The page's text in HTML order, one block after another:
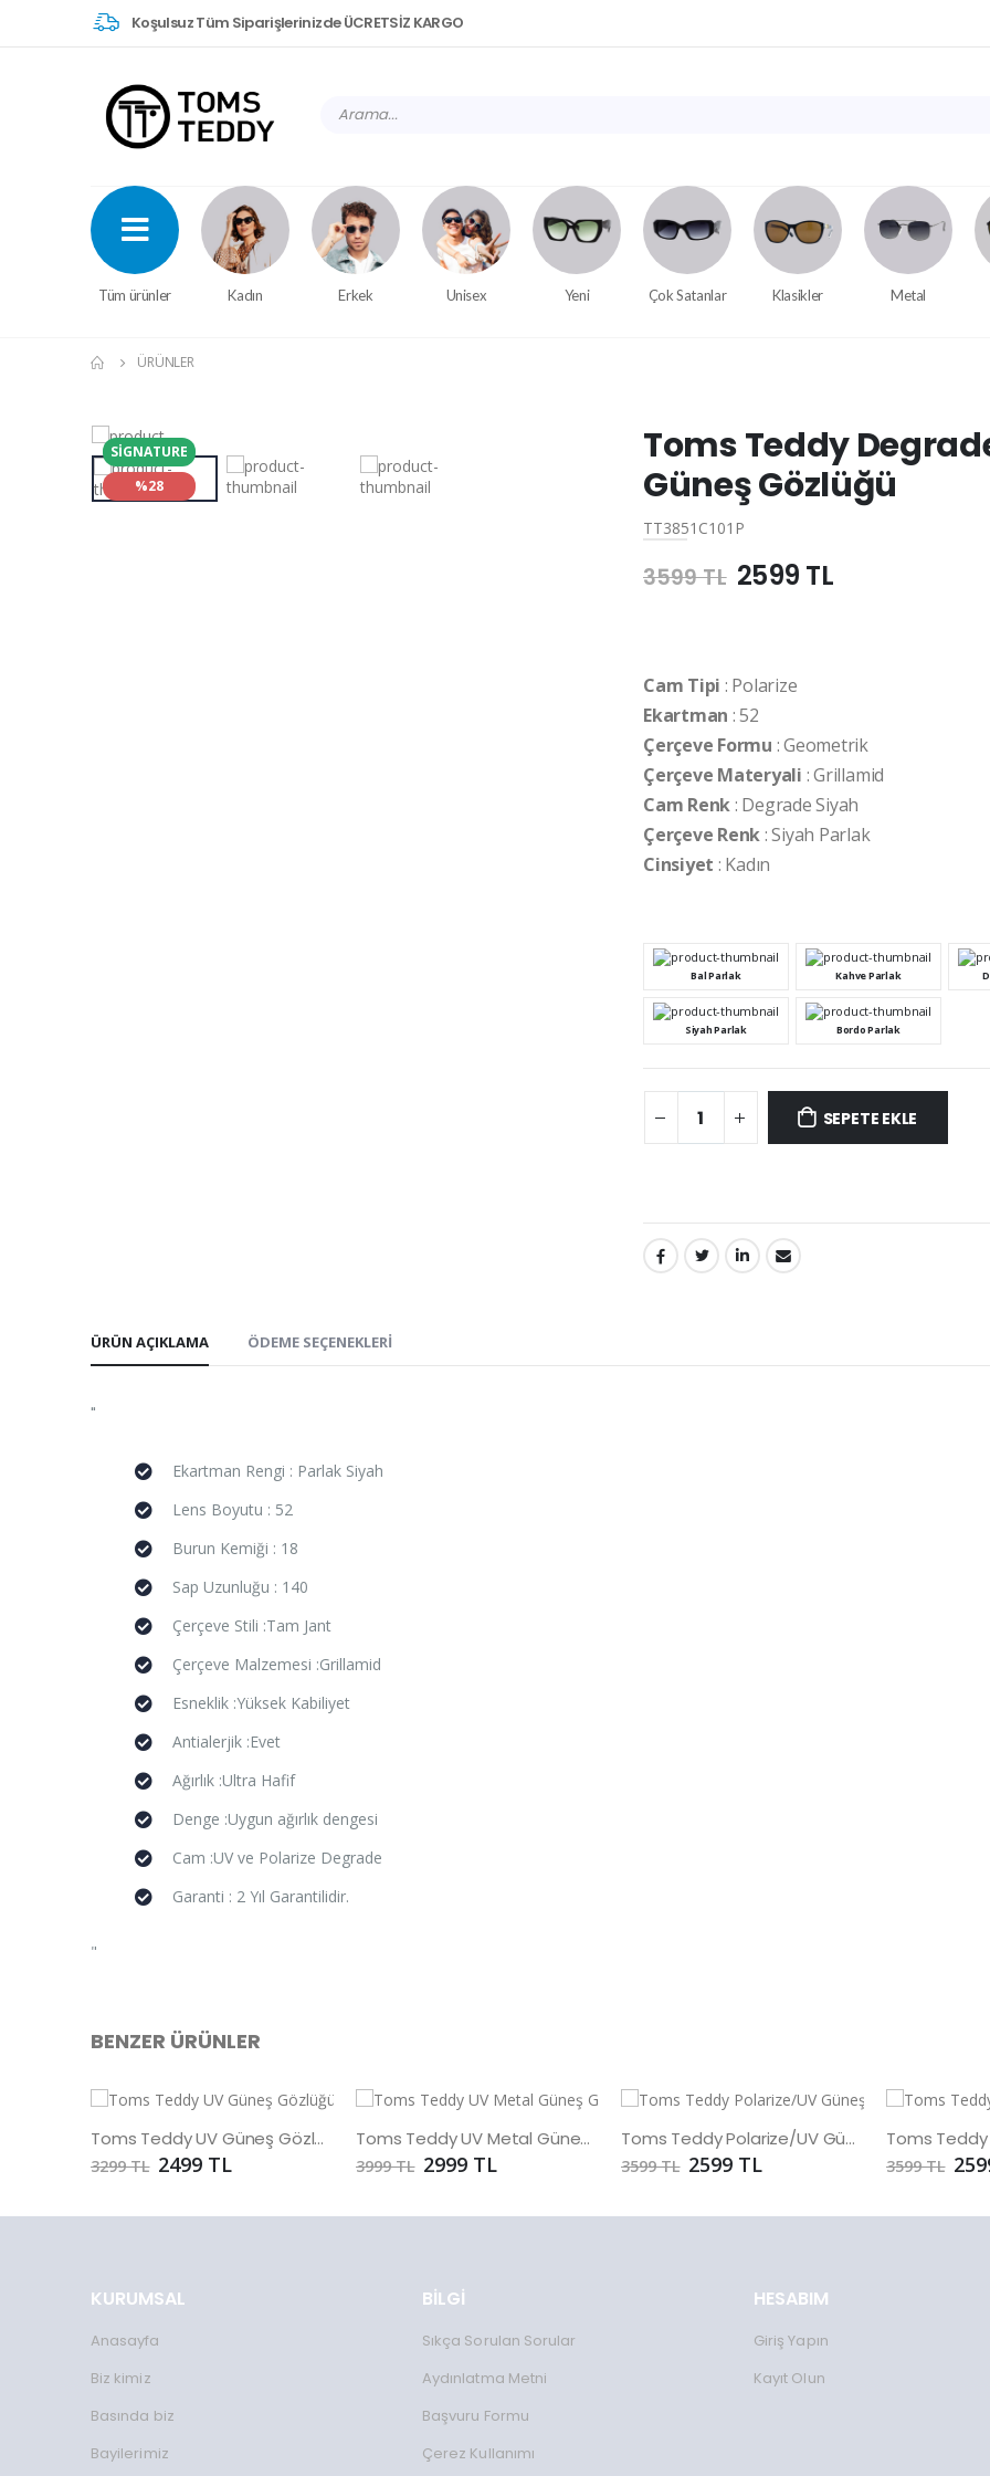
Koşulsuz Tüm Siparişlerinizde ÜCRETSİZ KARGO
Tüm ürünler Kadın Erkek Unisex Yeni Çok Satanlar Klasikler Metal
ÜRÜNLER
SIGNATURE
%28
Toms Teddy
Güneş Gözlüğü
TT3851C101P
3599 TL 2599 TL
Cam Tipi : Polarize
Ekartman : 52
Çerçeve Formu : Geometrik
Çerçeve Materyali : Grillamid
Cam Renk: Degrade Siyah
Çerçeve Renk: Siyah Parlak
Cinsiyet : Kadın
Bal Parlak Kahve Parlak
Siyah Parlak Bordo Parlak
SEPETE EKLE
PAYLAŞ:
ÜRÜN AÇIKLAMA ÖDEME SEÇENEKLERI
"
Ekartman Rengi : Parlak Siyah
Lens Boyutu : 52
Burun Kemiği : 18
Sap Uzunluğu : 140
Çerçeve Stili :Tam Jant
Çerçeve Malzemesi :Grillamid
Esneklik :Yüksek Kabiliyet
Antialerjik :Evet
Ağırlık :Ultra Hafif
Denge :Uygun ağırlık dengesi
Cam :UV ve Polarize Degrade
Garanti : 2 Yıl Garantilidir.
"
BENZER ÜRÜNLER
Toms Teddy UV Güneş Gözlüğü
3299 TL 2499 TL
Toms Teddy UV Metal Güneş Gözlüğü
3999 TL 2999 TL
Toms Teddy Polarize/UV Güneş Gözlüğü
3599 TL 2599 TL 3599 TL
KURUMSAL
Anasayfa
Biz kimiz
Basında biz
Bayilerimiz
BİLGİ
Sıkça Sorulan Sorular
Aydınlatma Metni
Başvuru Formu
Çerez Kullanımı
HESABIM
Giriş Yapın
Kayıt Olun